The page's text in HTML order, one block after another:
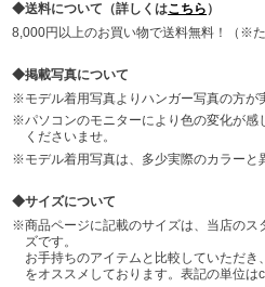
送料について（詳しくはこちら ）
8,000円以上のお買い物で送料無料！（※
掲載写真について
モデル着用写真よりハンガー写真の方が
パソコンのモニターにより色の変化が
くださいませ。
モデル着用写真は、多少実際のカラーと
サイズについて
商品ページに記載のサイズは、当店のス
ズです。
お手持ちのアイテムと比較していただき
をオススメしております。表記の単位は